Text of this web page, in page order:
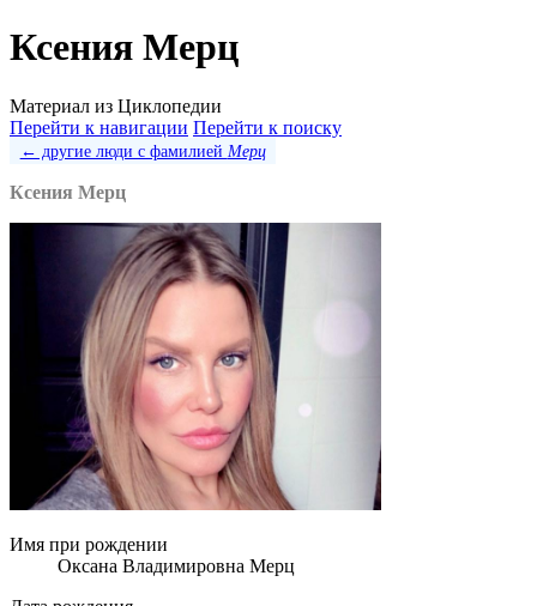
Ксения Мерц
Материал из Циклопедии
Перейти к навигации Перейти к поиску
← другие люди с фамилией Мерц
Ксения Мерц
Имя при рождении
Оксана Владимировна Мерц